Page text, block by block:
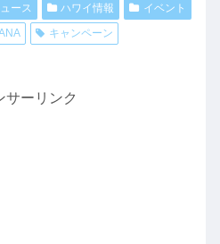
ース ハワイ情報
イベント
キャンペーン
サーリンク